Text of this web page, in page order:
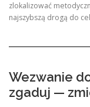
zlokalizować
najszybszą drogą do
Wezwanie
zgaduj —